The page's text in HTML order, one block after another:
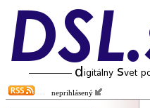
neprihlásený